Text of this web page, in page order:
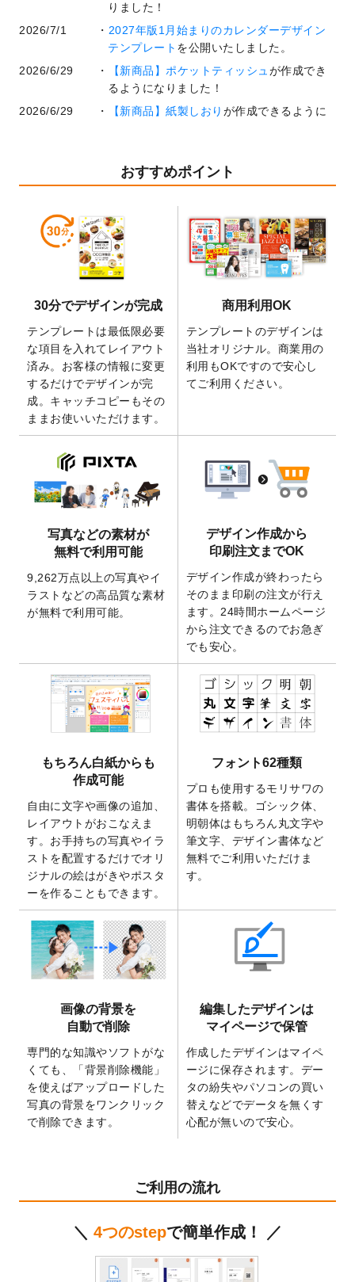
りました！
2026/7/1
2027年版1月始まりのカレンダーデザイン
テンプレート を公開いたしました。
2026/6/29
【新商品】ポケットティッシュが作成でき
るようになりました！
2026/6/29
【新商品】紙製しおり が作成できるように
業効率を上げる便利な操作方法3選！
開いたしました。
暑中見舞いのデザインテンプレート
しました。
2026/5/28
【新商品】マグネットステッカーが作成で
きるようになりました！
の全4ステップを解説！」を公開いたしまし
た。
2026/4/23
コラム「 画像の配置・差し替え・トリミン
グ」「テンプレート間でパーツを流用する
方法」を公開いたしました。
2026/4/21
アクリルキーホルダーのデザインテンプレ
ート を追加いたしました。
りました！
2025/12/22
【新商品】アクリルキーホルダーが作成で
きるようになりました！
2025/12/22
2026年版4月始まりのカレンダーデザイン
テンプレート
を公開いたしました。
開いたしました。
2025/9/30
【新商品】クリアファイルバッグ が作成で
きるようになりました！
2026年午年の年賀状デザインテンプレート
を公開いたしました。
2025/9/10
喪中はがき・寒中見舞いのデザインテンプ
レートを公開いたしました。
2025/8/1
9,160万点以上の写真やイラスト素材が無料
2025/7/30
キャンバスプリントのデザインテンプレー
トを追加いたしました。
2025/6/30
暑中見舞いのデザインテンプレートを追加
しました。
2025/6/27
キャンバスプリントのデザインテンプレー
トを追加いたしました。
2025/6/24
2026年版1月始まりのカレンダーデザイン
テンプレートを公開いたしました。
2025/6/9
「背景削除機能
」を実装しました。
2025/4/3
DMのデザインテンプレートを追加しまし
た。
を追加しました。
マスキングテープのデザインテンプレート
を追加しました。
2025/1/15
配置できるデータ形式が増えました。
（pdf、psd、eps、tifに対応）
2024/12/24
2025年版4月始まりのカレンダーデザイン
箔押し年賀状のデザインテンプレート
ステッカーのデザインテンプレート
しました。
2025年巳年の年賀状デザインテンプレート
おすすめポイント
30分でデザインが完成
テンプレートは最低限必要
な項目を入れてレイアウト
済み。お客様の情報に変更
するだけでデザインが完
成。キャッチコピーもその
ままお使いいただけます。
商用利用OK
テンプレートのデザインは
当社オリジナル。商業用の
利用もOKですので安心し
てご利用ください。
写真などの素材が
無料で利用可能
9,262万点以上の写真やイ
ラストなどの高品質な素材
が無料で利用可能。
デザイン作成から
印刷注文までOK
デザイン作成が終わったら
そのまま印刷の注文が行え
ます。24時間ホームページ
から注文できるのでお急ぎ
でも安心。
もちろん白紙からも
作成可能
自由に文字や画像の追加、
レイアウトがおこなえま
す。お手持ちの写真やイラ
ストを配置するだけでオリ
ジナルの絵はがきやポスタ
ーを作ることもできます。
フォント62種類
プロも使用するモリサワの
書体を搭載。ゴシック体、
明朝体はもちろん丸文字や
筆文字、デザイン書体など
無料でご利用いただけま
す。
画像の背景を
自動で削除
専門的な知識やソフトがな
くても、「背景削除機能」
を使えばアップロードした
写真の背景をワンクリック
で削除できます。
編集したデザインは
マイページで保管
作成したデザインはマイペ
ージに保存されます。デー
タの紛失やパソコンの買い
替えなどでデータを無くす
心配が無いので安心。
ご利用の流れ
＼ 4つのstepで簡単作成！ ／